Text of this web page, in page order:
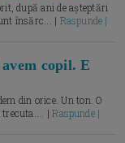
după ani de așteptări
însărc... | Raspunde |
copil. E
din orice. Un ton. O
trecuta.... |Raspunde |